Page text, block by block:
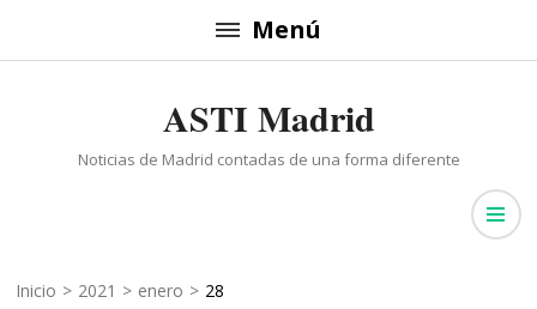
al
Menú
ASTI Madrid
Noticias de Madrid contadas de una forma diferente
Inicio > 2021 > enero > 28